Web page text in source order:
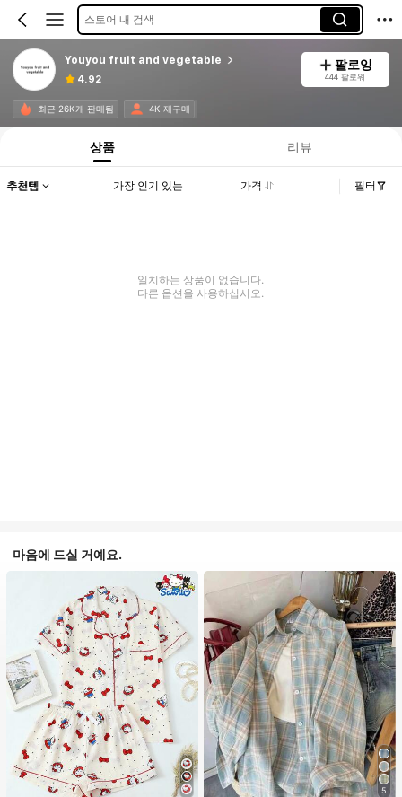
스토어 내 검색
Youyou fruit and vegetable
4.92
팔로잉
444 팔로워
최근 26K개 판매됨 4K 재구매
상품 리뷰
추천템 가장 인기 있는 가격 필터
일치하는 상품이 없습니다.
다른 옵션을 사용하십시오.
마음에 드실 거예요.
5